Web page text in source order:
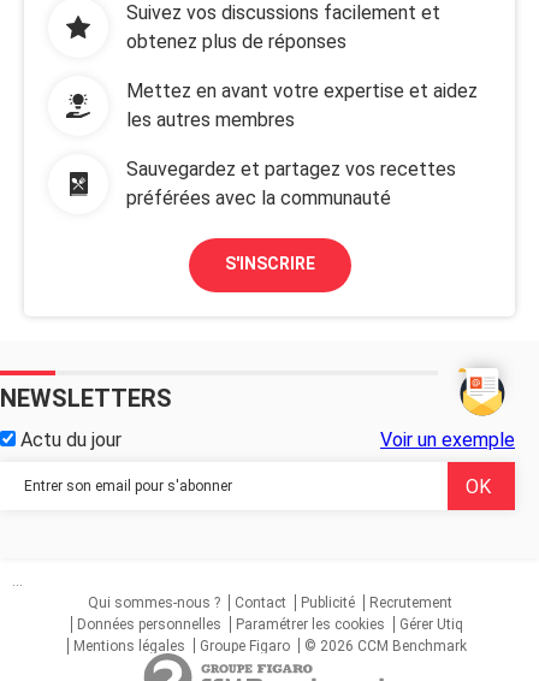
Suivez vos discussions facilement et
obtenez plus de réponses
Mettez en avant votre expertise et aidez
les autres membres
Sauvegardez et partagez vos recettes
préférées avec la communauté
S'INSCRIRE
NEWSLETTERS
Actu du jour Voir un exemple
...
Qui sommes-nous ?
Contact Publicité
Recrutement
Données personnelles
Paramétrer les cookies
Gérer Utiq
Mentions légales
Groupe Figaro © 2026 CCM Benchmark